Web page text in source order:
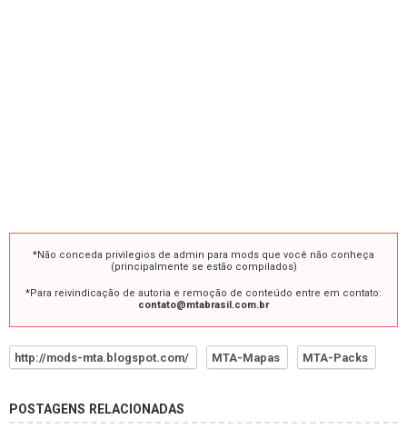
*Não conceda privilegios de admin para mods que você não conheça
(principalmente se estão compilados)
*Para reivindicação de autoria e remoção de conteúdo entre em contato:
contato@mtabrasil.com.br
http://mods-mta.blogspot.com/ MTA-Mapas MTA-Packs
POSTAGENS RELACIONADAS